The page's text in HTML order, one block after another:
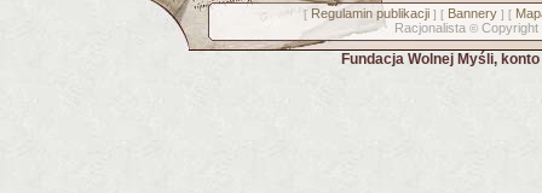
[ Regulamin publikacji] [ Bannery] [
Racjonalista © Copyright
Fundacja Wolnej Myśli,